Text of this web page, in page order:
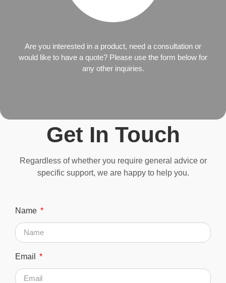
Are you interested in a product, need a consultation or
would like to have a quote? Please use the form below for
any other inquiries.
Get In Touch
Regardless of whether you require general advice or
specific support, we are happy to help you.
Name
Email